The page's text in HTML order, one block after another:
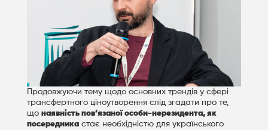
Продовжуючи тему щодо основних трендів у сфері
трансфертного ціноутворення слід згадати про те,
що наявність пов’язаної особи-нерезидента, як
посередникастає необхідністю для українського